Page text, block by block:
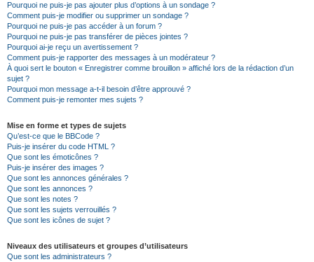
Pourquoi ne puis-je pas ajouter plus d’options à un sondage ?
Comment puis-je modifier ou supprimer un sondage ?
Pourquoi ne puis-je pas accéder à un forum ?
Pourquoi ne puis-je pas transférer de pièces jointes ?
Pourquoi ai-je reçu un avertissement ?
Comment puis-je rapporter des messages à un modérateur ?
À quoi sert le bouton « Enregistrer comme brouillon » affiché lors de la rédaction d’un
sujet ?
Pourquoi mon message a-t-il besoin d’être approuvé ?
Comment puis-je remonter mes sujets ?
Mise en forme et types de sujets
Qu’est-ce que le BBCode ?
Puis-je insérer du code HTML ?
Que sont les émoticônes ?
Puis-je insérer des images ?
Que sont les annonces générales ?
Que sont les annonces ?
Que sont les notes ?
Que sont les sujets verrouillés ?
Que sont les icônes de sujet ?
Niveaux des utilisateurs et groupes d’utilisateurs
Que sont les administrateurs ?